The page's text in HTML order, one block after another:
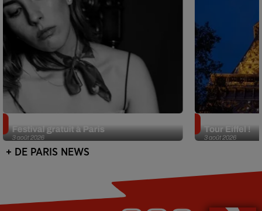
3 août 2026
Festival gratuit à Paris
3 août 2026
Tour Eiffel !
+ DE PARIS NEWS